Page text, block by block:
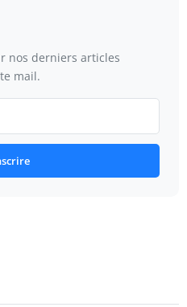
nos derniers articles
mail.